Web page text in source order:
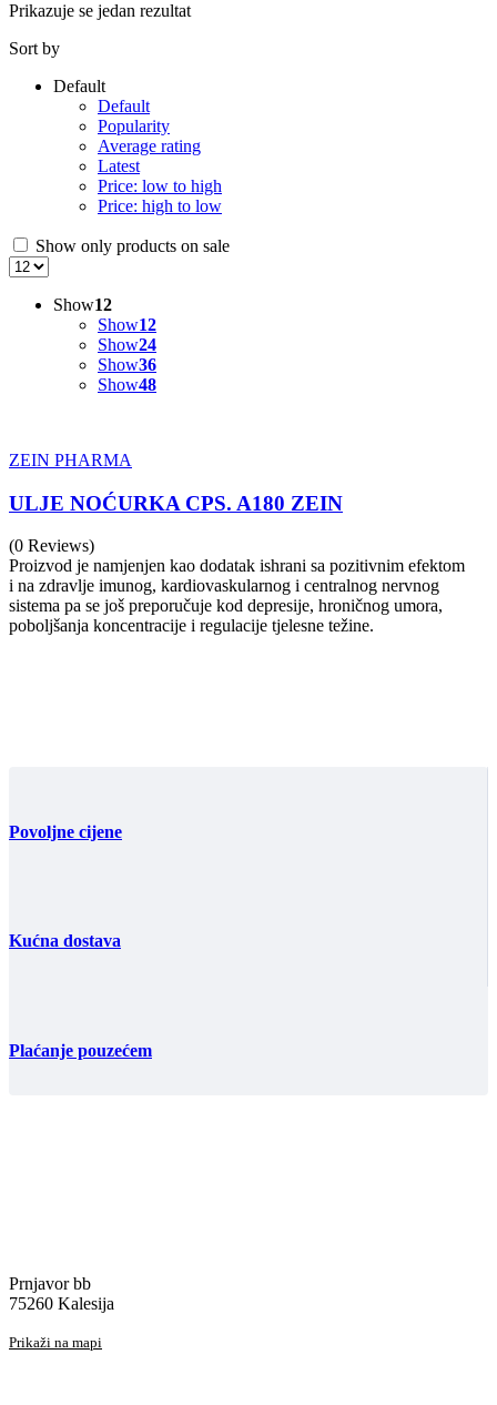
Prikazuje se jedan rezultat
Sort by
Default
Default
Popularity
Average rating
Latest
Price: low to high
Price: high to low
Show only products on sale
Show12
Show12
Show24
Show36
Show48
ZEIN PHARMA
ULJE NOĆURKA CPS. A180 ZEIN
(0 Reviews)
Proizvod je namjenjen kao dodatak ishrani sa pozitivnim efektom
i na zdravlje imunog, kardiovaskularnog i centralnog nervnog
sistema pa se još preporučuje kod depresije, hroničnog umora,
poboljšanja koncentracije i regulacije tjelesne težine.
Povoljne cijene
Kućna dostava
Plaćanje pouzećem
Prnjavor bb
75260 Kalesija
Prikaži na mapi